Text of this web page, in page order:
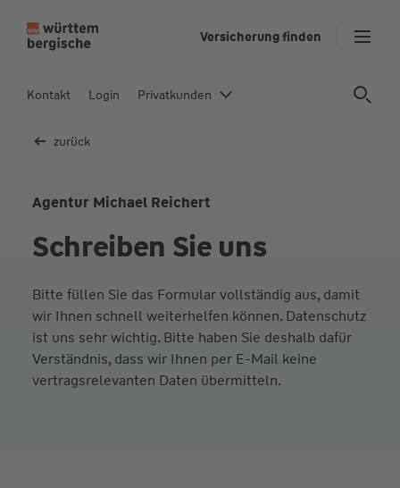
In
Versicherung finden
Kontakt Login Privatkunden
zurück
Agentur Michael Reichert
Schreiben Sie uns
Bitte füllen Sie das Formular vollständig aus, damit
wir Ihnen schnell weiterhelfen können. Datenschutz
ist uns sehr wichtig. Bitte haben Sie deshalb dafür
Verständnis, dass wir Ihnen per E-Mail keine
vertragsrelevanten Daten übermitteln.